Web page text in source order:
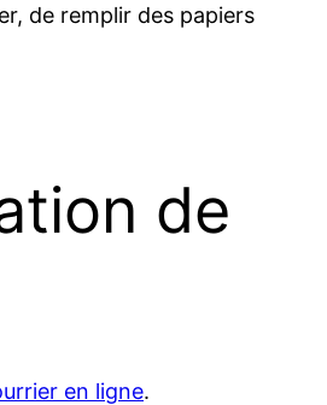
de remplir des papiers
de
en ligne.